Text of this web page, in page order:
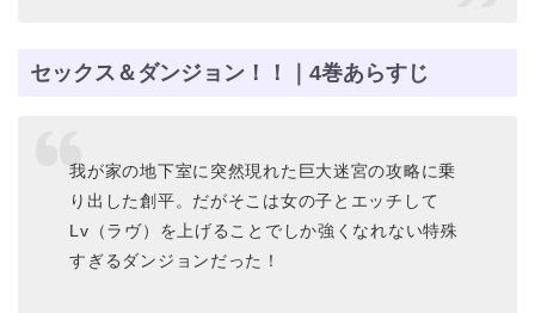
セックス＆ダンジョン！！｜4巻あらすじ
我が家の地下室に突然現れた巨大迷宮の攻略に乗
り出した創平。だがそこは女の子とエッチして
Lv（ラヴ）を上げることでしか強くなれない特殊
すぎるダンジョンだった！